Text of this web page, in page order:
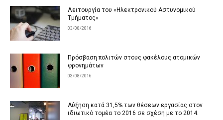
Λειτουργία του «Ηλεκτρονικού Αστυνομικού
Τμήματος»
03/08/2016
Πρόσβαση πολιτών στους φακέλους ατομικών
φρονημάτων
03/08/2016
Αύξηση κατά 31,5% των θέσεων εργασίας στον
ιδιωτικό τομέα το 2016 σε σχέση με το 2014.